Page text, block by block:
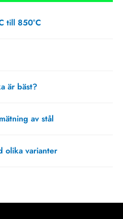
till 850°C
är bäst?
av stål
olika varianter